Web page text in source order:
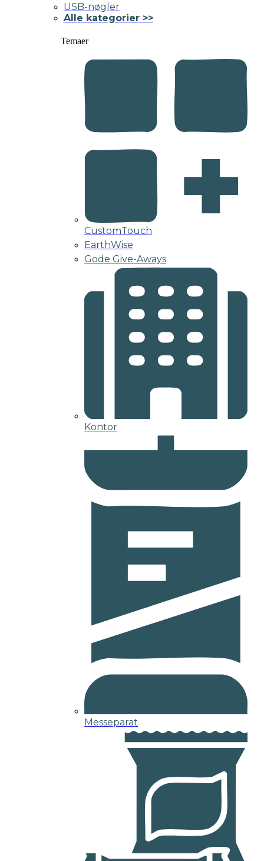
USB-nøgler
Alle kategorier >>
Temaer
CustomTouch
EarthWise
Gode Give-Aways
Kontor
Messeparat